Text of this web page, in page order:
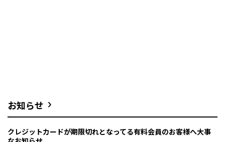
お知らせ
クレジットカードが期限切れとなってる有料会員のお客様へ大事